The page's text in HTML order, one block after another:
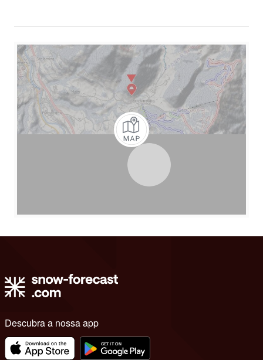
Descubra a nossa app